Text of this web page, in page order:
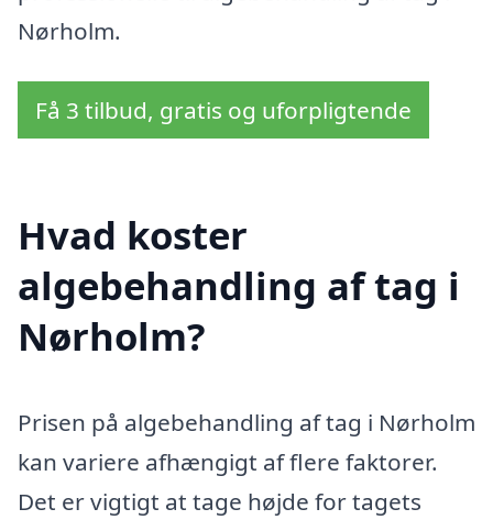
Nørholm.
Få 3 tilbud, gratis og uforpligtende
Hvad koster
algebehandling af tag i
Nørholm?
Prisen på algebehandling af tag i Nørholm
kan variere afhængigt af flere faktorer.
Det er vigtigt at tage højde for tagets